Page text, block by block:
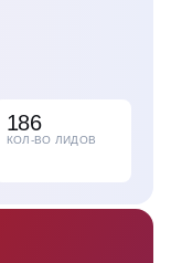
186
КОЛ-ВО ЛИДОВ